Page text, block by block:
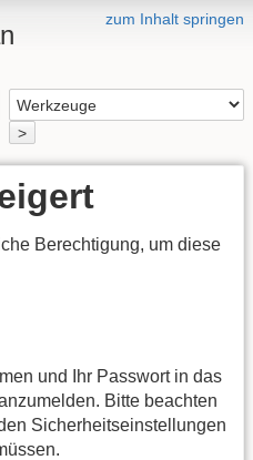
zum Inhalt springen
>
Berechtigung, um diese
und Ihr Passwort in das
Bitte beachten
Sicherheitseinstellungen